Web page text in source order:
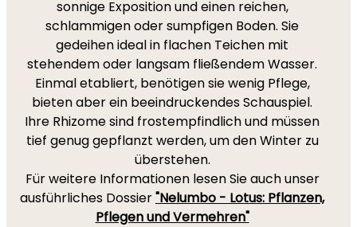
sonnige Exposition und einen reichen,
schlammigen oder sumpfigen Boden. Sie
gedeihen ideal in flachen Teichen mit
stehendem oder langsam fließendem Wasser.
Einmal etabliert, benötigen sie wenig Pflege,
bieten aber ein beeindruckendes Schauspiel.
Ihre Rhizome sind frostempfindlich und müssen
tief genug gepflanzt werden, um den Winter zu
überstehen.
Für weitere Informationen lesen Sie auch unser
ausführliches Dossier"Nelumbo - Lotus: Pflanzen,
Pflegen und Vermehren"